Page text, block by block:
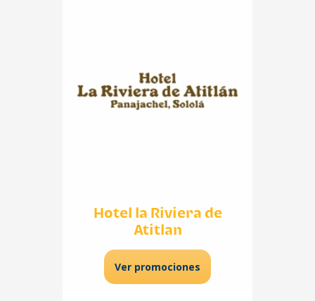
Hotel la Riviera de
Atitlan
Ver promociones